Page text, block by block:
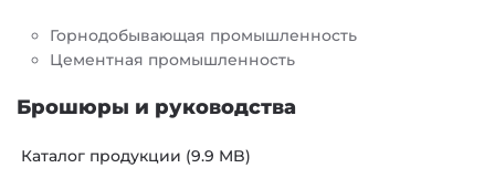
Горнодобывающая промышленность
Цементная промышленность
Брошюры и руководства
Каталог продукции (9.9 MB)